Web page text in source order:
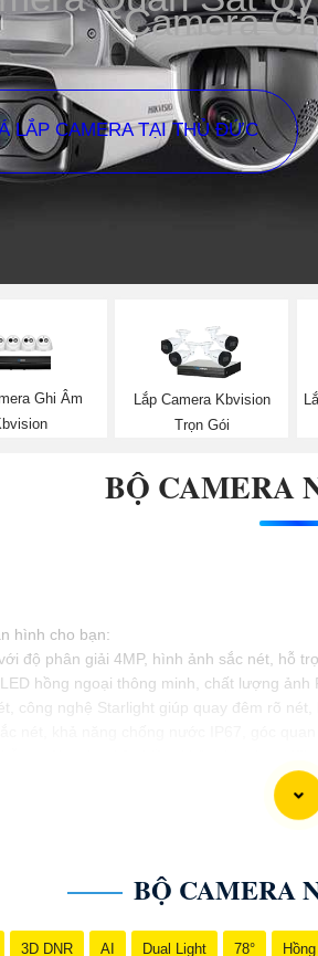
Camera
LẮP CAMERA TẠI THỦ ĐỨC
Ghi Âm
Lắp Camera Kbvision
Trọn Gói
BỘ CAMERA
hình cho bạn:
độ phân giải 4MP, hình ảnh sắc nét, hỗ
hồng ngoại thông minh, chất lượng
công nghệ Starlight giúp quay đêm rõ
BỘ CAMERA
3D DNR AI Dual Light 78°